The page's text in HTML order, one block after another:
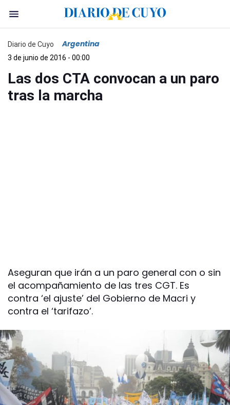
Diario de Cuyo Argentina
3 de junio de 2016 - 00:00
Las dos CTA convocan a un paro
tras la marcha
Aseguran que irán a un paro general con o sin
el acompañamiento de las tres CGT. Es
contra ‘el ajuste’ del Gobierno de Macri y
contra el ‘tarifazo’.